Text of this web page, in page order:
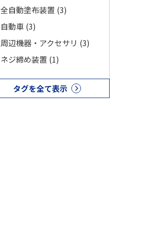
全自動塗布装置 (3)
自動車 (3)
周辺機器・アクセサリ (3)
ネジ締め装置 (1)
タグを全て表示